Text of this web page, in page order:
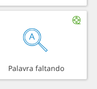
Palavra faltando